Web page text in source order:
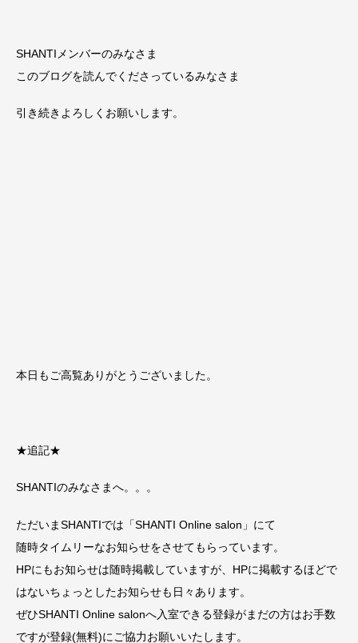
SHANTIメンバーのみなさま
このブログを読んでくださっているみなさま
引き続きよろしくお願いします。
本日もご高覧ありがとうございました。
★追記★
SHANTIのみなさまへ。。。
ただいまSHANTIでは「SHANTI Online salon」にて
随時タイムリーなお知らせをさせてもらっています。
HPにもお知らせは随時掲載していますが、HPに掲載するほどで
はないちょっとしたお知らせも日々あります。
ぜひSHANTI Online salonへ入室できる登録がまだの方はお手数
ですが登録(無料)にご協力お願いいたします。